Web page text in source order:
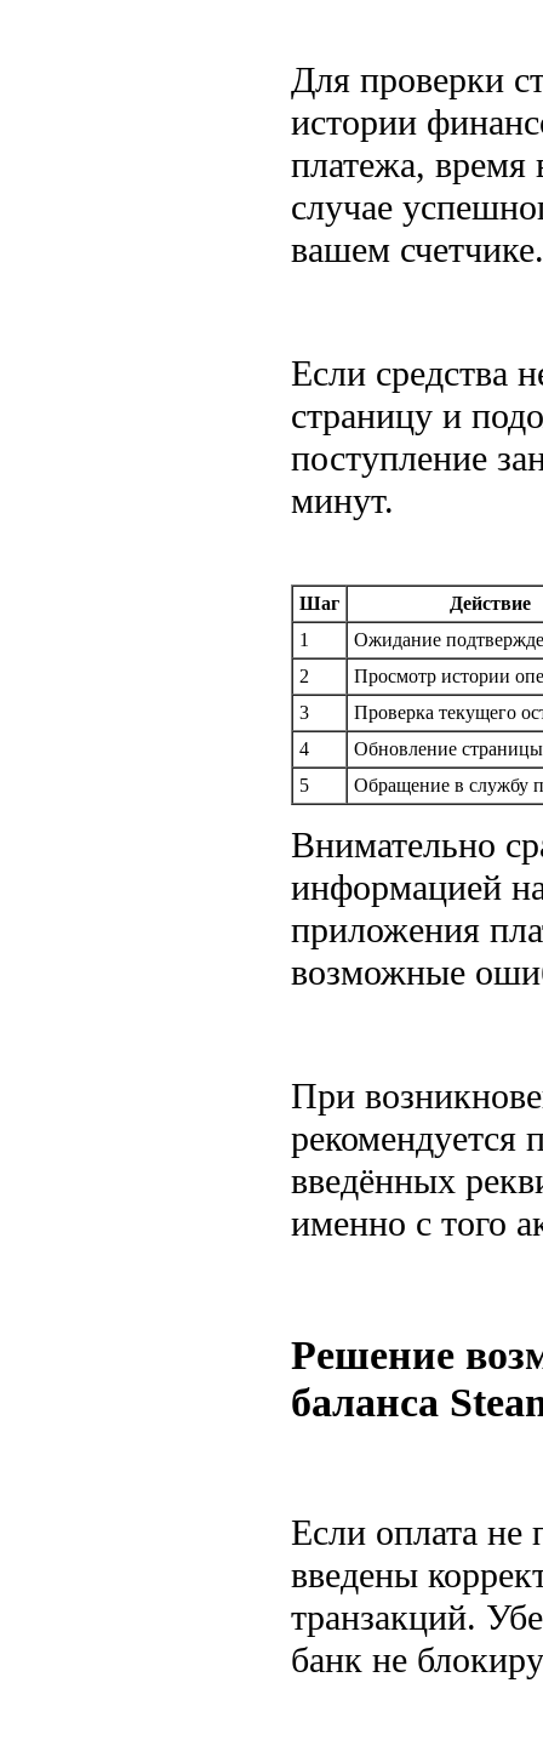
Для проверки
истории
платежа, время
случае
вашем счетчике.
Если средства
страницу и
поступление
минут.
Шаг
Действие
1
Ожидание
2
Просмотр истории
3
Проверка текущего
4
Обновление страницы
5
Обращение в службу
Внимательно
информацией
приложения
возможные
При
рекомендуется
введённых
именно с того
Решение
баланса
Если оплата не
введены
транзакций.
банк не